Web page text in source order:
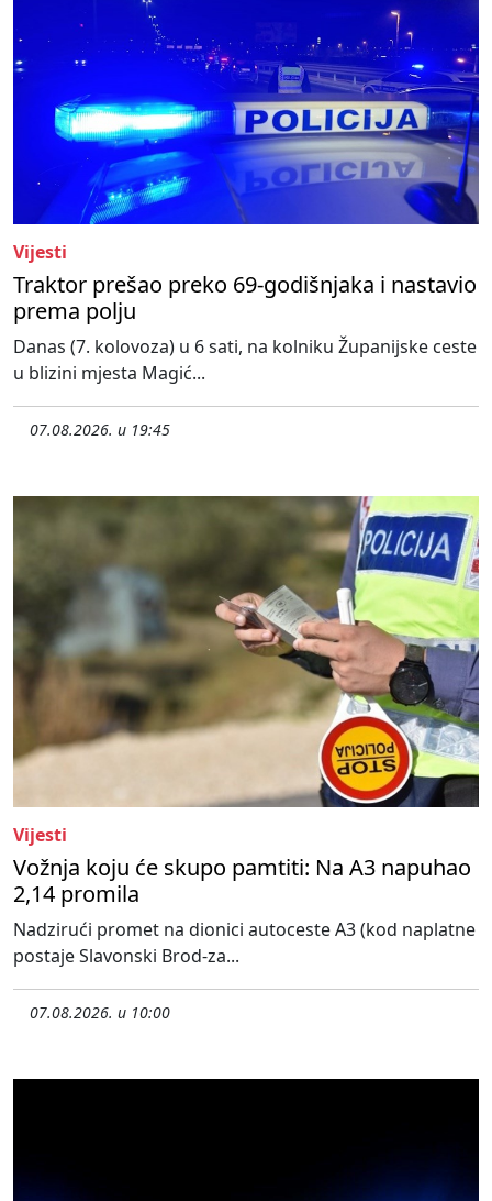
Vijesti
Traktor prešao preko 69-godišnjaka i nastavio
prema polju
Danas (7. kolovoza) u 6 sati, na kolniku Županijske ceste
u blizini mjesta Magić...
07.08.2026. u 19:45
Vijesti
Vožnja koju će skupo pamtiti: Na A3 napuhao
2,14 promila
Nadzirući promet na dionici autoceste A3 (kod naplatne
postaje Slavonski Brod-za...
07.08.2026. u 10:00